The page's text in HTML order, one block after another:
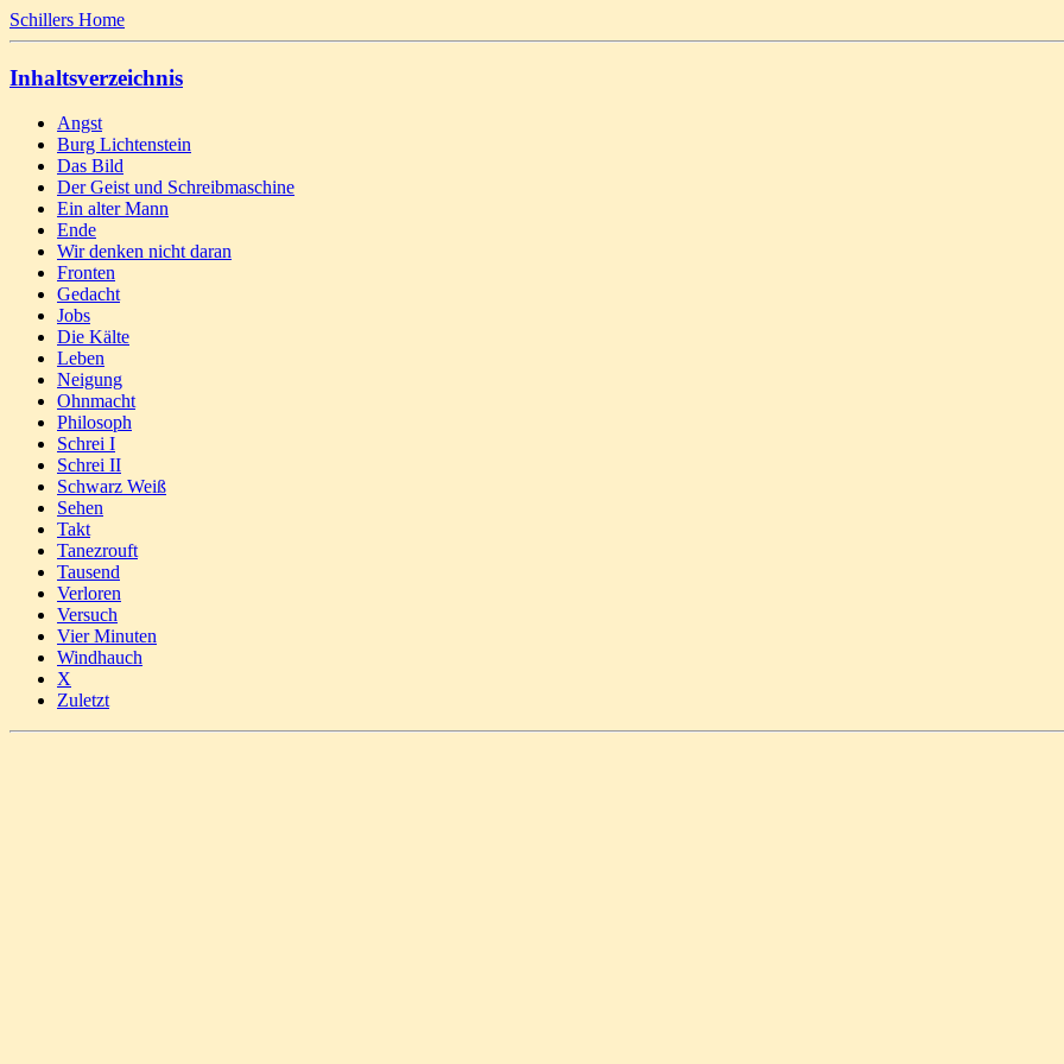
Schillers Home
Inhaltsverzeichnis
Angst
Burg Lichtenstein
Das Bild
Der Geist und Schreibmaschine
Ein alter Mann
Ende
Wir denken nicht daran
Fronten
Gedacht
Jobs
Die Kälte
Leben
Neigung
Ohnmacht
Philosoph
Schrei I
Schrei II
Schwarz Weiß
Sehen
Takt
Tanezrouft
Tausend
Verloren
Versuch
Vier Minuten
Windhauch
X
Zuletzt